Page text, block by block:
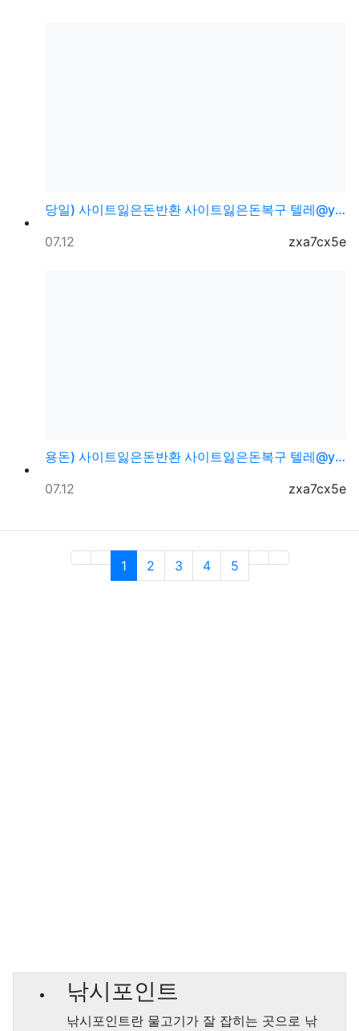
당일) 사이트잃은돈반환 사이트잃은돈복구 텔레@ybcs2…
등록자
zxa7cx5e
등록일
07.12
용돈) 사이트잃은돈반환 사이트잃은돈복구 텔레@ybcs2…
등록자
zxa7cx5e
등록일
07.12
1(current)
2 3 4 5
낚시포인트
낚시포인트란 물고기가 잘 잡히는 곳으로 낚